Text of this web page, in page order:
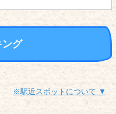
ング
※駅近スポットについて ▼